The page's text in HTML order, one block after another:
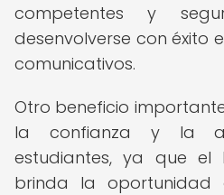
competentes y
desenvolverse con éxito
comunicativos.
Otro beneficio
la confianza y la
estudiantes, ya que el
brinda la oportunidad